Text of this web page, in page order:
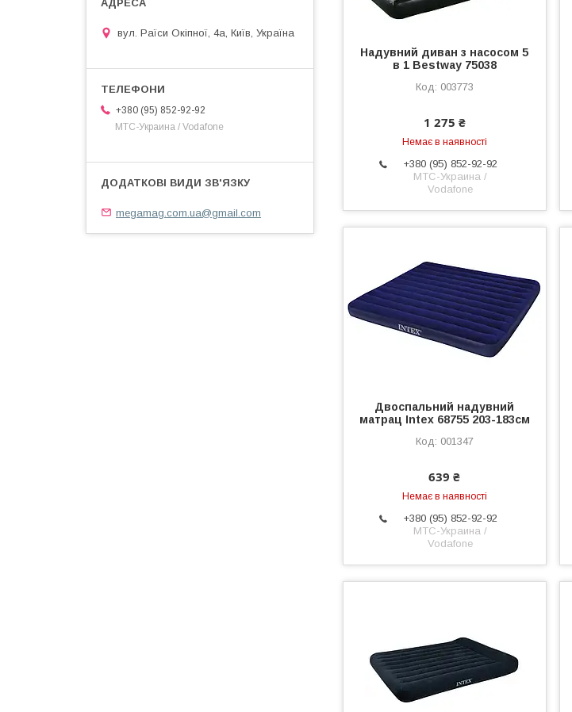
Надувний диван з насосом 5
в 1 Bestway 75038
003773
1 275 ₴
Немає в наявності
+380 (95) 852-92-92
МТС-Украина /
Vodafone
Двоспальний надувний
матрац Intex 68755 203-183см
001347
639 ₴
Немає в наявності
+380 (95) 852-92-92
МТС-Украина /
Vodafone
вул. Раїси Окіпної, 4а, Київ, Україна
+380 (95) 852-92-92
МТС-Украина / Vodafone
megamag.com.ua@gmail.com